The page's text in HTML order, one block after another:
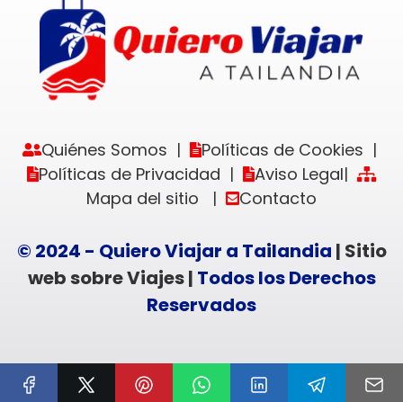
Quiénes Somos | Políticas de Cookies |
Políticas de Privacidad | Aviso Legal|
Mapa del sitio | Contacto
© 2024 - Quiero Viajar a Tailandia | Sitio
web sobre Viajes | Todos los Derechos
Reservados